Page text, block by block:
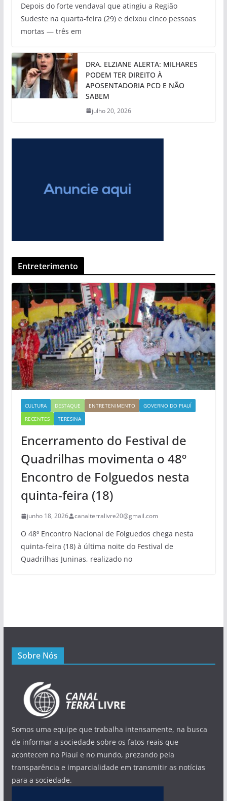
Depois do forte vendaval que atingiu a Região
Sudeste na quarta-feira (29) e deixou cinco pessoas
mortas — três em
DRA. ELZIANE ALERTA: MILHARES
PODEM TER DIREITO À
APOSENTADORIA PCD E NÃO
SABEM
julho 20, 2026
Entreterimento
CULTURA DESTAQUE ENTRETENIMENTO
GOVERNO DO PIAUÍ
RECENTES
TERESINA
Encerramento do Festival de
Quadrilhas movimenta o 48º
Encontro de Folguedos nesta
quinta-feira (18)
junho 18, 2026 canalterralivre20@gmail.com
O 48º Encontro Nacional de Folguedos chega nesta
quinta-feira (18) à última noite do Festival de
Quadrilhas Juninas, realizado no
Sobre Nós
Somos uma equipe que trabalha intensamente, na busca
de informar a sociedade sobre os fatos reais que
acontecem no Piauí e no mundo, prezando pela
transparência e imparcialidade em transmitir as notícias
para a sociedade.